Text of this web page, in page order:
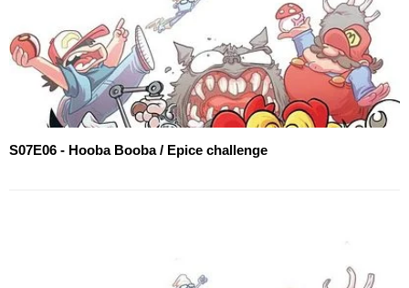
S07E06 - Hooba Booba / Epice challenge